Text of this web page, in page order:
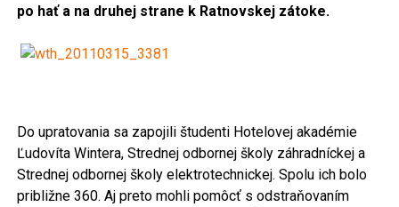
po hať a na druhej strane k Ratnovskej zátoke.
Do upratovania sa zapojili študenti Hotelovej akadémie
Ľudovíta Wintera, Strednej odbornej školy záhradníckej a
Strednej odbornej školy elektrotechnickej. Spolu ich bolo
približne 360. Aj preto mohli pomôcť s odstraňovaním